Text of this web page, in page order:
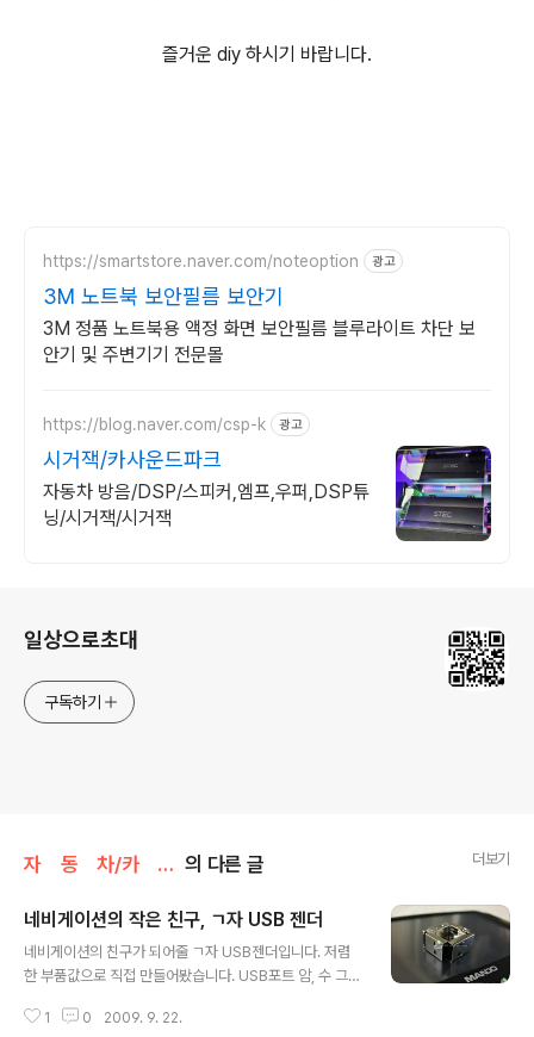
즐거운 diy 하시기 바랍니다.
https://smartstore.naver.com/noteoption 광고
3M 노트북 보안필름 보안기
3M 정품 노트북용 액정 화면 보안필름 블루라이트 차단 보
안기 및 주변기기 전문몰
https://blog.naver.com/csp-k 광고
시거잭/카사운드파크
자동차 방음/DSP/스피커,엠프,우퍼,DSP튜
닝/시거잭/시거잭
일상으로초대
구독하기
자 동 차/카 렌 스 의 다른 글 더보기
네비게이션의 작은 친구, ㄱ자 USB 젠더
네비게이션의 친구가 되어줄 ㄱ자 USB젠더입니다. 저렴
한 부품값으로 직접 만들어봤습니다. USB포트 암, 수 그리
지 방향으로 만들었습니다. 네비게이션을 운전석 왼쪽 끝
1 0 2009. 9. 22.